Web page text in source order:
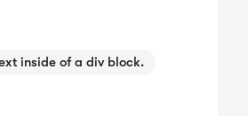
inside of a div block.